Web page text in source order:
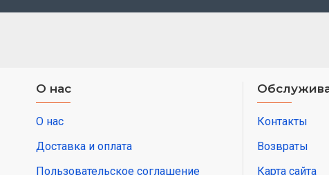
О нас
О нас
Доставка и оплата
Пользовательское соглашение
Контакты
Возвраты
Карта сайта